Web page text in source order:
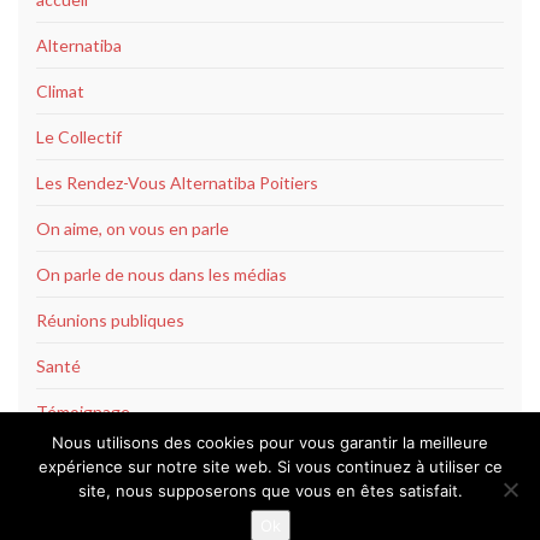
Alternatiba
Climat
Le Collectif
Les Rendez-Vous Alternatiba Poitiers
On aime, on vous en parle
On parle de nous dans les médias
Réunions publiques
Santé
Témoignage
Thèmes Graphene
Nous utilisons des cookies pour vous garantir la meilleure
expérience sur notre site web. Si vous continuez à utiliser ce
site, nous supposerons que vous en êtes satisfait.